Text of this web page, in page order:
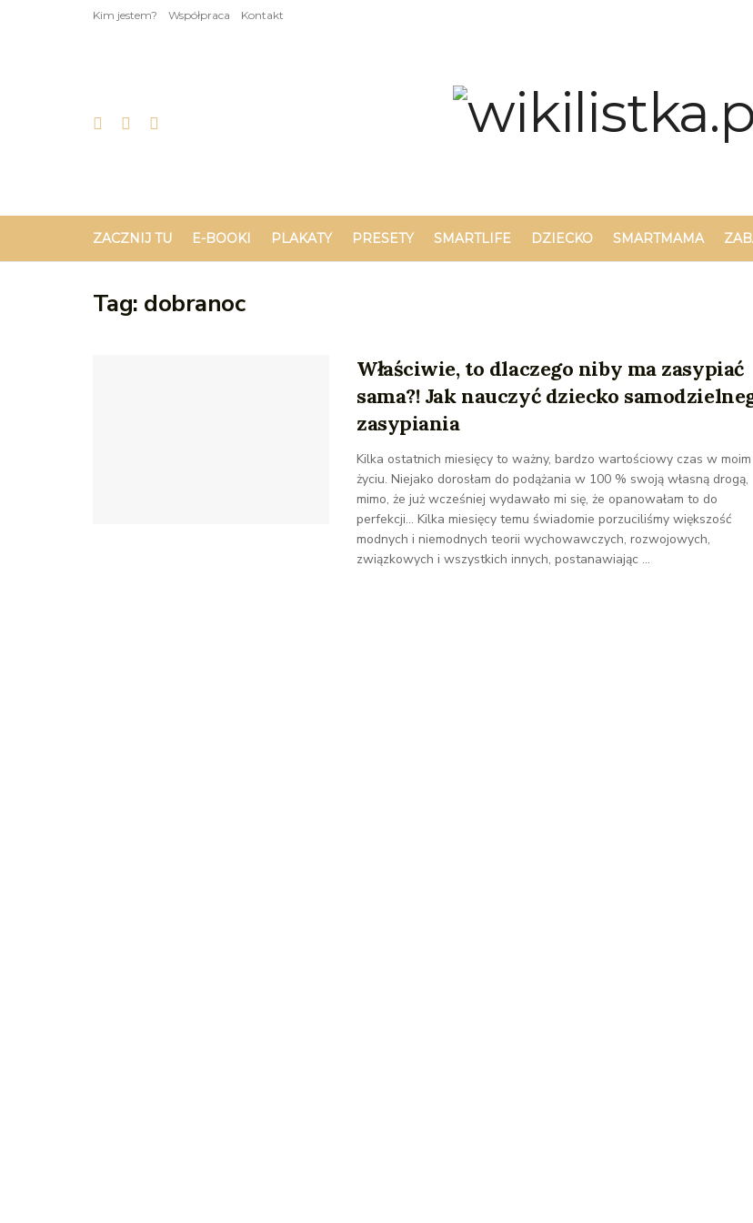
Kim jestem? Współpraca Kontakt
ZACZNIJ TU E-BOOKI PLAKATY PRESETY SMARTLIFE DZIECKO SMARTMAMA
Tag: dobranoc
Właściwie, to dlaczego niby ma zasypiać
sama?! Jak nauczyć dziecko
zasypiania
Kilka ostatnich miesięcy to ważny, bardzo wartościowy czas w moim
życiu. Niejako dorosłam do podążania w 100 % swoją własną drogą,
mimo, że już wcześniej wydawało mi się, że opanowałam to do
perfekcji... Kilka miesięcy temu świadomie porzuciliśmy większość
modnych i niemodnych teorii wychowawczych, rozwojowych,
związkowych i wszystkich innych, postanawiając ...